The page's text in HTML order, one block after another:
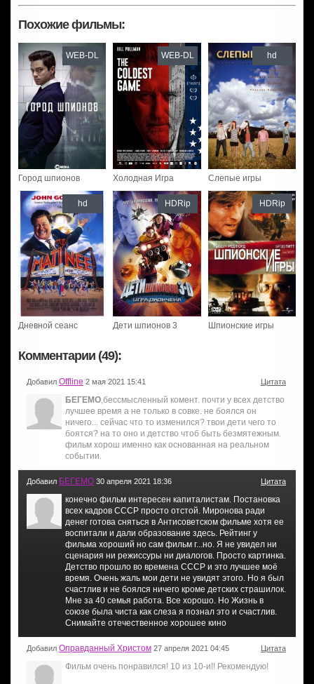
Похожие фильмы:
Город шпионов
WEB-DL
Холодная Игра
WEB-DL
Слепые игры
hd
Дневной сеанс
hd
Дети шпионов 3
HDRip
Шпионские игры
HDRip
Комментарии (49):
Добавил Offline 2 мая 2021 15:41 Цитата
БЕГЕМО ,бессмысленный комент. почти у всех детство
лучшее время а не только в совке. не боялся он
ничего... сейчас что то изменился? твои дети чего то
боятся? на то оно и детство чтоб быть безмятежным.
фильм хорош именно как основанная на реальном
событии.
Добавил БЕГЕМО 30 апреля 2021 18:36 Цитата
конечно фильм интересен капиталистам. Постановка
всех кадров СССР просто отстой. Миронова ради
денег готова сняться в Антисоветском фильме хотя ее
воспитали и дали образование здесь. Рейтинг у
фильма хороший но сам фильм г...но. Я не увидел ни
сценария ни режиссуры ни диалогов. Просто картинка.
Детство прошло во времена СССР и это лучшее моё
время. Очень жаль мои дети не увидят этого. Но я был
счастлив и не боялся ничего кроме детских страшилок.
Мне за 40 семья работа. Все хорошо. Но Жизнь в
союзе была чиста как слеза я познал это и счастлив.
Снимайте отечественное хорошее кино
Добавил Оправданный Христом 27 апреля 2021 04:45 Цитата
Фильм очень понравился! 10 из 10-и!! Рекомендую!